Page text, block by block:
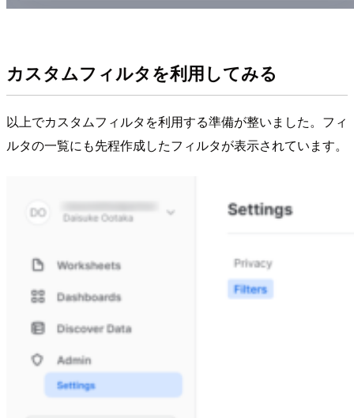
カスタムフィルタを利用してみる
以上でカスタムフィルタを利用する準備が整いました。フィ
ルタの一覧にも先程作成したフィルタが表示されています。